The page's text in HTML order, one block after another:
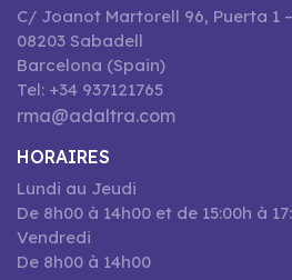
C/ Joanot Martorell 96, Puerta 1
08203 Sabadell
Barcelona (Spain)
Tel: +34 937121765
rma@adaltra.com
HORAIRES
Lundi au Jeudi
De 8h00 à 14h00 et de 15:00h à
Vendredi
De 8h00 à 14h00